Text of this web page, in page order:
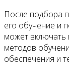
После подбора
его обучение и
может включать
методов
обеспечения и